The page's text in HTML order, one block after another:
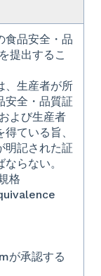
食品安全・品
提出するこ
、生産者が所
安全・品質証
よび生産者
ている旨、
明記された証
らない。
格
が承認する